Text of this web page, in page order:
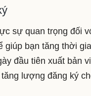
sự quan trọng đối
giúp bạn tăng thời
đầu tiên xuất bản
lượng đăng ký